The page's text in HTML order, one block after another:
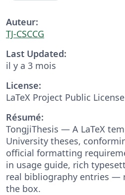
Auteur:
TJ-CSCCG
Last Updated:
il y a 3 mois
License:
LaTeX Project Public
Résumé:
TongjiThesis — A LaTeX
University theses,
official formatting
in usage guide, rich
real bibliography entries —
the box.